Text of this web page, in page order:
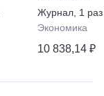
Журнал 1
Экономика
10 838,14 ₽